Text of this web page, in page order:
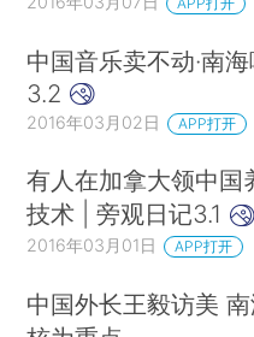
中国音乐卖不动·南
3.2
2016年03月02日 APP打开
有人在加拿大领中国
技术 | 旁观日记3.1
2016年03月01日 APP打开
中国外长王毅访美